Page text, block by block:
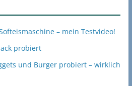
– mein Testvideo!
probiert
und Burger probiert – wirklich